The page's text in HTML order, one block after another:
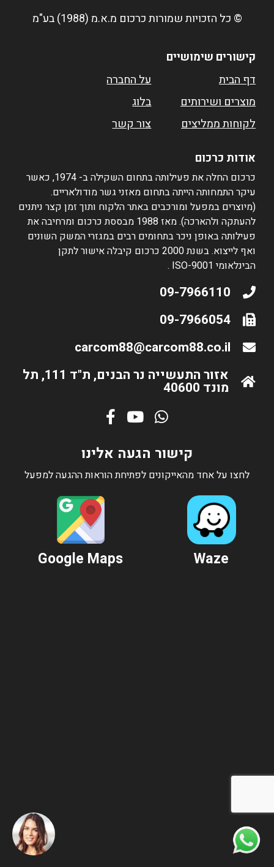
© כל הזכויות שמורותכרכום מ.א.מ (1988) בע"מ
קישורים שימושיים
דף הבית
על החברה
מוצרים ושירותים
בלוג
לקוחות ממליצים
צור קשר
אודות כרכום
כרכום החלה את פעילותה בתחום השקילה ב- 1974, כאשר
עיקר התמחותה הייתה בתחום מאזני גשר מודולאריים.
(מיוצרים במפעל ומורכבים באתר הלקוח ותוך זמן קצר ניתנים
להעתקה ולהארכה). מאז 1988 מבססת כרכום ומרחיבה את
פעילותה באופן ניכר בתחומים רבים במגזרי המשק השונים
ואף לייצוא. בשנת 2000 כרכום קיבלה אישור לתקן
הבינלאומי ISO-9001 .
09-7966110
09-7966054
carcom88@carcom88.co.il
אזור התעשייה נר הבנים, ת"ד 111, תל
מונד 40600
קישור הגעה אלינו
לחצו על אחד מהאייקונים לפתיחת הוראות ההגעה למפעל
Waze
Google Maps